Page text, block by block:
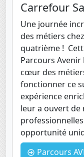
Carrefour
Une journée
des métiers
quatrième !
Parcours
cœur des
fonctionner ce
expérience
leur a ouvert de
opportunité
Parcours